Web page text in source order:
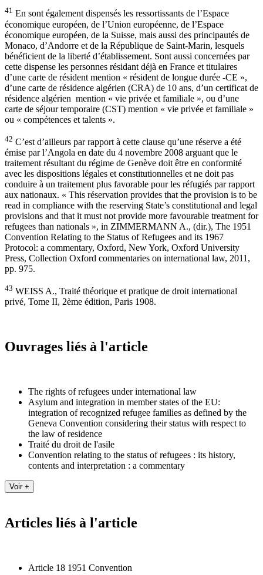
41 En sont également dispensés les ressortissants de l’Espace
économique européen, de l’Union européenne, de l’Espace
économique européen, de la Suisse, mais aussi des principautés de
Monaco, d’Andorre et de la République de Saint-Marin, lesquels
bénéficient de la liberté d’établissement. Sont aussi concernées par
cette dispense les personnes résidant déjà en France et titulaires
d’une carte de résident mention « résident de longue durée -CE »,
d’une carte de résidence algérien (CRA) de 10 ans, d’un certificat de
résidence algérien mention « vie privée et familiale », ou d’une
carte de séjour temporaire (CST) mention « vie privée et familiale »
ou « compétences et talents ».
42 C’est d’ailleurs par rapport à cette clause qu’une réserve a été
émise par l’Angola en date du 4 novembre 2008 arguant que le
traitement résultant du régime de Genève doit être en conformité
avec les dispositions légales et constitutionnelles et ne doit pas
conduire à un traitement plus favorable pour les réfugiés par rapport
aux nationaux. « This réservation provides that the provision is to be
read in compliance with the reserving State’s constitutional and legal
provisions and that it must not provide more favourable treatment for
refugees than nationals », in ZIMMERMANN A., (dir.), The 1951
Convention Relating to the Status of Refugees and its 1967
Protocol: a commentary, Oxford, New York, Oxford University
Press, Collection Oxford commentaries on international law, 2011,
pp. 975.
43 WEISS A., Traité théorique et pratique de droit international
privé, Tome II, 2ème édition, Paris 1908.
Ouvrages liés à l'article
The rights of refugees under international law
Asylum and integration in member states of the EU:
integration of recognized refugee families as defined by the
Geneva Convention considering their status with respect to
the law of residence
Traité du droit de l'asile
Convention relating to the status of refugees : its history,
contents and interpretation : a commentary
Articles liés à l'article
Article 18 1951 Convention